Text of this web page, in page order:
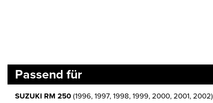
Passend für
SUZUKI RM 250(1996, 1997, 1998, 1999, 2000, 2001, 2002)